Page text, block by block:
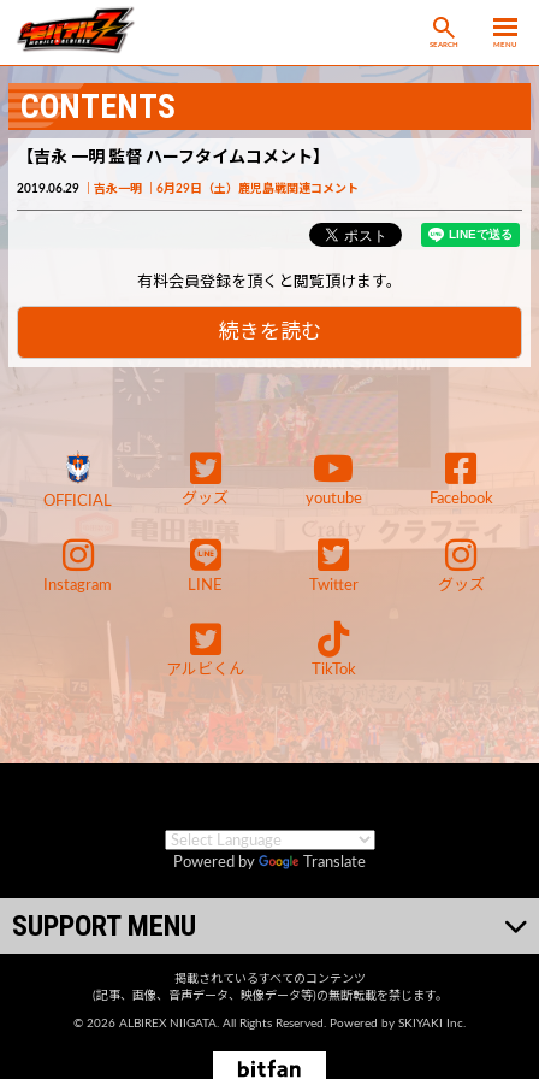
SEARCH MENU
CONTENTS
【吉永 一明 監督 ハーフタイムコメント】
2019.06.29 吉永一明 6月29日（土）鹿児島戦関連コメント
有料会員登録を頂くと閲覧頂けます。
続きを読む
OFFICIAL グッズ youtube Facebook
Instagram LINE Twitter グッズ
アルビくん TikTok
Powered by Translate
SUPPORT MENU
掲載されているすべてのコンテンツ
(記事、画像、音声データ、映像データ等)の無断転載を禁じます。
© 2026 ALBIREX NIIGATA. All Rights Reserved. Powered by SKIYAKI Inc.